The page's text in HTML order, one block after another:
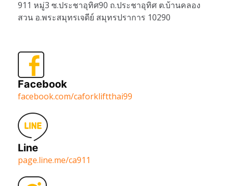
911 หมู่3 ซ.ประชาอุทิศ90 ถ.ประชาอุทิศ ต.บ้านคลอง
สวน อ.พระสมุทรเจดีย์ สมุทรปราการ 10290
Facebook
facebook.com/caforkliftthai99
Line
page.line.me/ca911